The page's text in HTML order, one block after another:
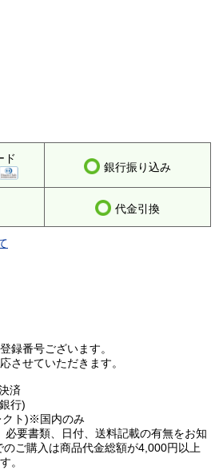
ド
銀行振り込み
代金引換
録番号ございます。
させていただきます。
済
行)
クト)※国内のみ
必要書類、日付、送料記載の有無をお知
ご購入は商品代金総額が4,000円以上
。